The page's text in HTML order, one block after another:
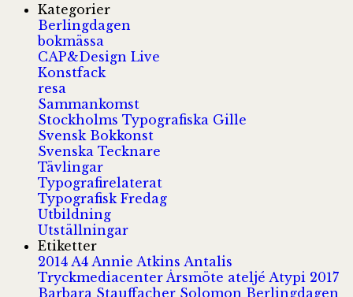
Kategorier
Berlingdagen
bokmässa
CAP&Design Live
Konstfack
resa
Sammankomst
Stockholms Typografiska Gille
Svensk Bokkonst
Svenska Tecknare
Tävlingar
Typografirelaterat
Typografisk Fredag
Utbildning
Utställningar
Etiketter
2014 A4 Annie Atkins Antalis
Tryckmediacenter Årsmöte ateljé Atypi 2017
Barbara Stauffacher Solomon Berlingdagen